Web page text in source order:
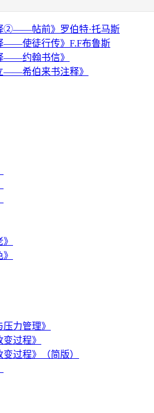
②——帖前》罗伯特·托马斯
——使徒行传》F.F布鲁斯
——约翰书信》
——希伯来书注释》
力管理》
过程》
过程》（简版）